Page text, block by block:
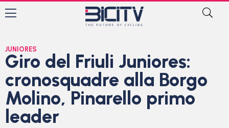
JUNIORES
Giro del Friuli Juniores:
cronosquadre alla Borgo
Molino, Pinarello primo
leader